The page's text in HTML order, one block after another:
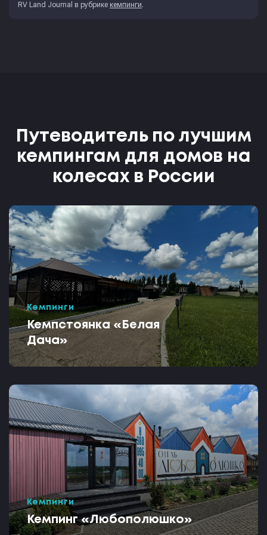
RV Land Journal в рубрике кемпинги.
Путеводитель по лучшим
кемпингам для домов на
колесах в России
Кемпинги
Кемпстоянка «Белая
Дача»
Кемпинги
Кемпинг «Любополюшко»